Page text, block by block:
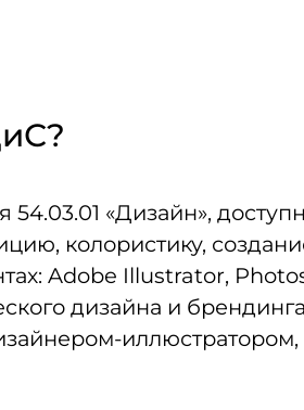
«Дизайн»,
колористику,
Adobe Illustrator,
дизайна и